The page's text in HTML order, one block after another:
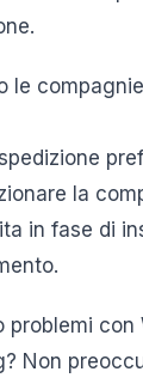
le
la
in fase di
problemi con
Non